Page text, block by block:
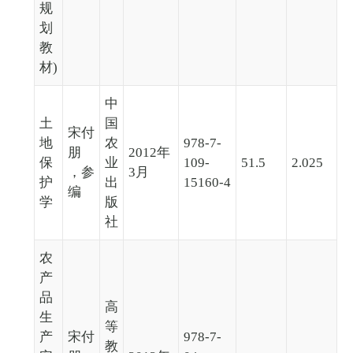
规
划
教
材)
土
地
保
护
学
宋付
朋
，参
编
中
国
农
业
出
版
社
2012年
3月
978-7-
109-
15160-4
51.5 2.025
农
产
品
生
产
宋付
高
等
教
978-7-